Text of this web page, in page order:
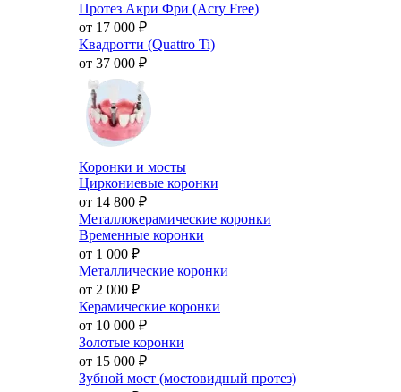
Протез Акри Фри (Acry Free)
от 17 000 ₽
Квадротти (Quattro Ti)
от 37 000 ₽
Коронки и мосты
Циркониевые коронки
от 14 800 ₽
Металлокерамические коронки
Временные коронки
от 1 000 ₽
Металлические коронки
от 2 000 ₽
Керамические коронки
от 10 000 ₽
Золотые коронки
от 15 000 ₽
Зубной мост (мостовидный протез)